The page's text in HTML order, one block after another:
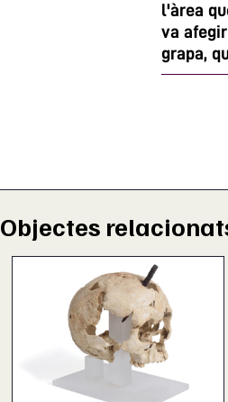
l'àrea
va
grapa,
Objectes